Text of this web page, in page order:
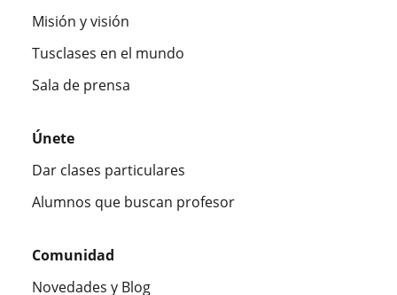
Misión y visión
Tusclases en el mundo
Sala de prensa
Únete
Dar clases particulares
Alumnos que buscan profesor
Comunidad
Novedades y Blog